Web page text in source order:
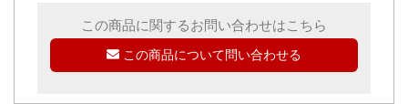
この商品に関するお問い合わせはこちら
この商品について問い合わせる